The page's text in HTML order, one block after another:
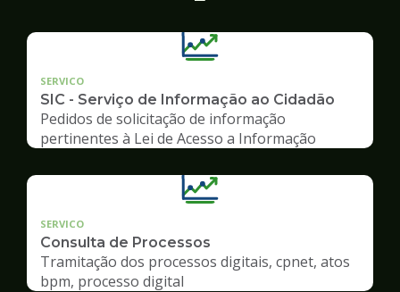
SERVICO
SIC - Serviço de Informação ao Cidadão
Pedidos de solicitação de informação
pertinentes à Lei de Acesso a Informação
SERVICO
Consulta de Processos
Tramitação dos processos digitais, cpnet, atos
bpm, processo digital